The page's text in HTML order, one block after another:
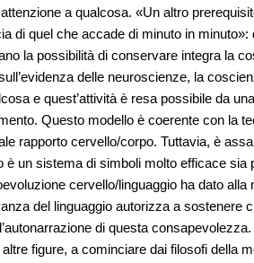
a qualcosa. «Un altro
di quel che accade di minuto in
la possibilità di conservare integra la
delle neuroscienze, la
e quest’attività è resa possibile da
Questo modello è coerente con la
rapporto cervello/corpo. Tuttavia, è
è un sistema di simboli molto efficace
cervello/linguaggio ha dato
del linguaggio autorizza a sostenere
di questa
figure, a cominciare dai filosofi della